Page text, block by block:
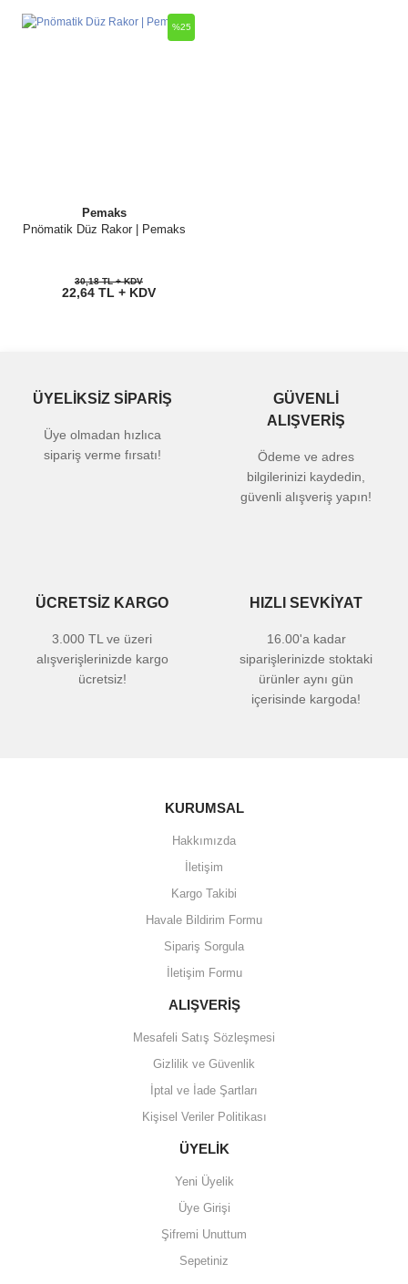
Pemaks
Pnömatik Düz Rakor | Pemaks
%25
30,18 TL + KDV
22,64 TL + KDV
ÜYELİKSİZ SİPARİŞ
Üye olmadan hızlıca
sipariş verme fırsatı!
GÜVENLİ
ALIŞVERİŞ
Ödeme ve adres
bilgilerinizi kaydedin,
güvenli alışveriş yapın!
ÜCRETSİZ KARGO
3.000 TL ve üzeri
alışverişlerinizde kargo
ücretsiz!
HIZLI SEVKİYAT
16.00'a kadar
siparişlerinizde stoktaki
ürünler aynı gün
içerisinde kargoda!
KURUMSAL
Hakkımızda
İletişim
Kargo Takibi
Havale Bildirim Formu
Sipariş Sorgula
İletişim Formu
ALIŞVERİŞ
Mesafeli Satış Sözleşmesi
Gizlilik ve Güvenlik
İptal ve İade Şartları
Kişisel Veriler Politikası
ÜYELİK
Yeni Üyelik
Üye Girişi
Şifremi Unuttum
Sepetiniz